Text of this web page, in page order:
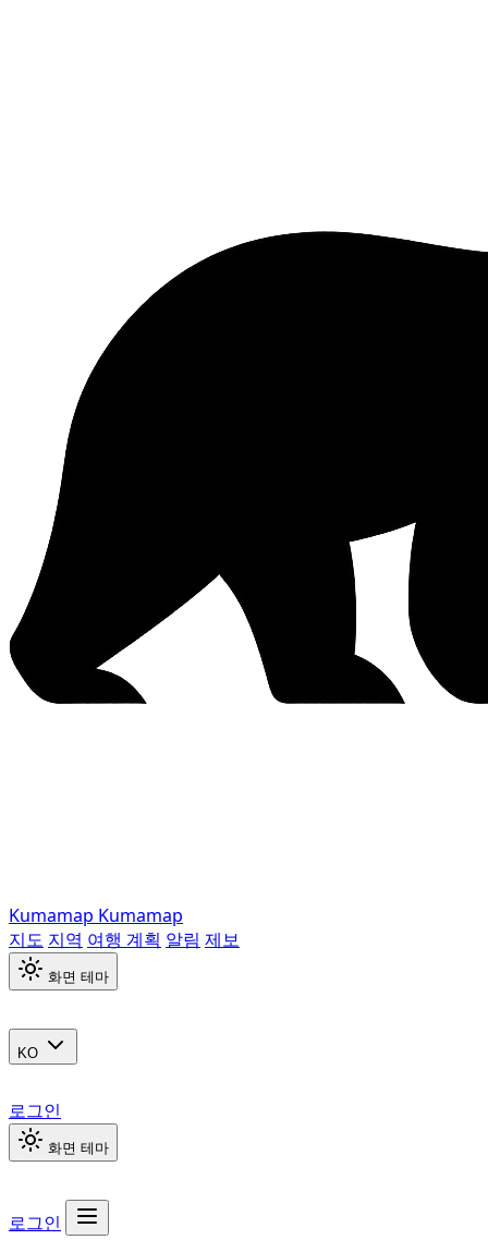
Kumamap Kumamap
지도 지역 여행 계획 알림 제보
화면 테마
KO
로그인
화면 테마
로그인